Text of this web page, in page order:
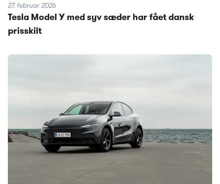
27. februar 2026
Tesla Model Y med syv sæder har fået dansk
prisskilt